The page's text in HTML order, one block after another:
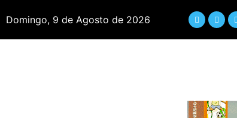
Domingo, 9 de Agosto de 2026